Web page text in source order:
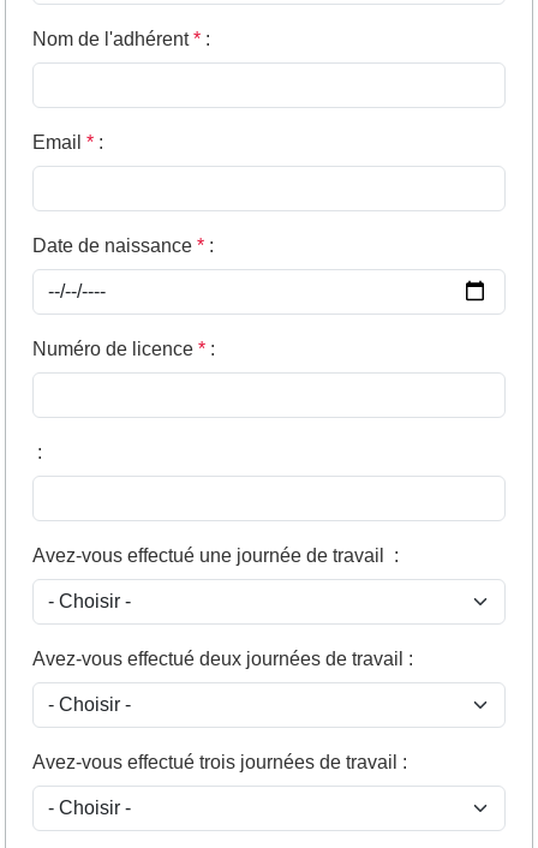
Nom de l'adhérent* :
Email * :
Date de naissance * :
Numéro de licence * :
:
Avez-vous effectué une journée de travail :
Avez-vous effectué deux journées de travail :
Avez-vous effectué trois journées de travail :